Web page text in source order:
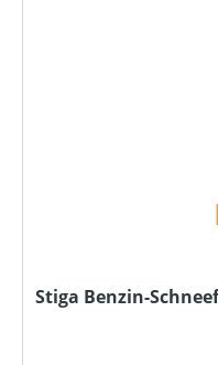
Stiga Benzin-